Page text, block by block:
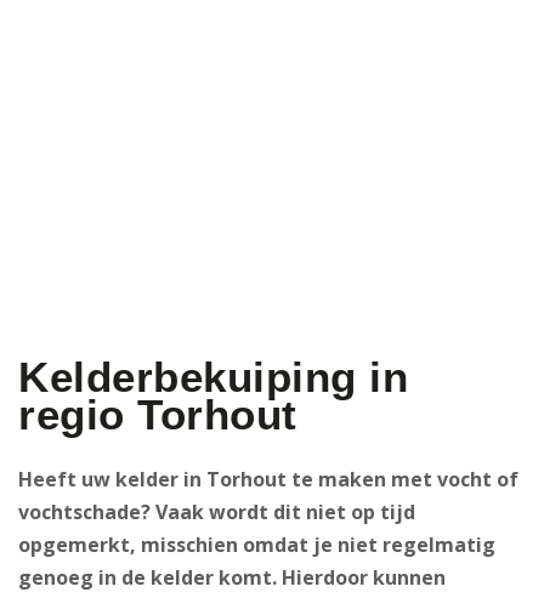
Kelderbekuiping in
regio Torhout
Heeft uw kelder in Torhout te maken met vocht of
vochtschade? Vaak wordt dit niet op tijd
opgemerkt, misschien omdat je niet regelmatig
genoeg in de kelder komt. Hierdoor kunnen